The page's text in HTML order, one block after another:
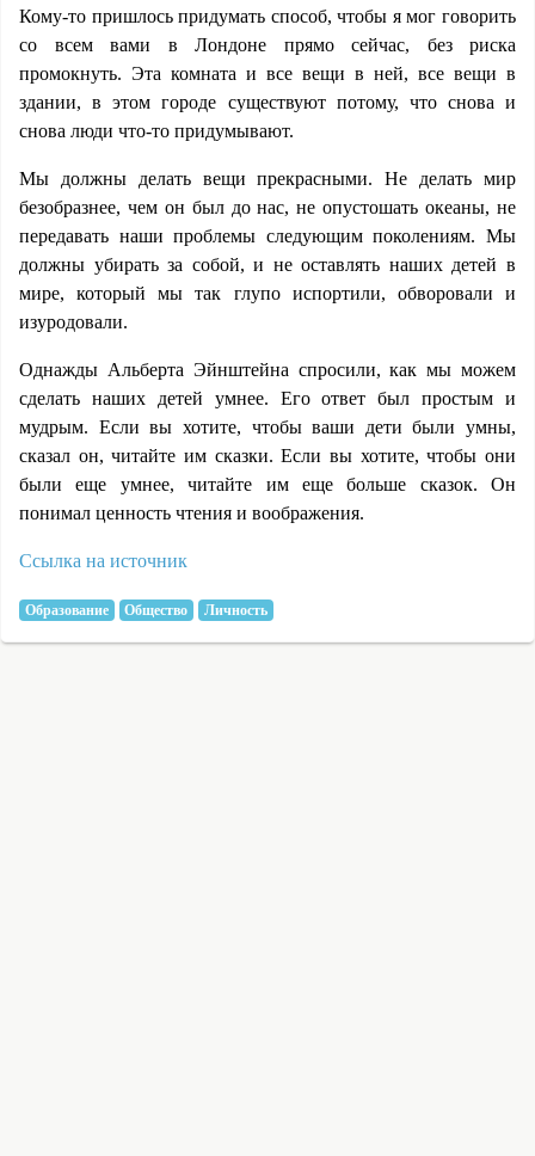
Кому-то пришлось придумать способ, чтобы я мог говорить
со всем вами в Лондоне прямо сейчас, без риска
промокнуть. Эта комната и все вещи в ней, все вещи в
здании, в этом городе существуют потому, что снова и
снова люди что-то придумывают.
Мы должны делать вещи прекрасными. Не делать мир
безобразнее, чем он был до нас, не опустошать океаны, не
передавать наши проблемы следующим поколениям. Мы
должны убирать за собой, и не оставлять наших детей в
мире, который мы так глупо испортили, обворовали и
изуродовали.
Однажды Альберта Эйнштейна спросили, как мы можем
сделать наших детей умнее. Его ответ был простым и
мудрым. Если вы хотите, чтобы ваши дети были умны,
сказал он, читайте им сказки. Если вы хотите, чтобы они
были еще умнее, читайте им еще больше сказок. Он
понимал ценность чтения и воображения.
Ссылка на источник
Образование Общество Личность